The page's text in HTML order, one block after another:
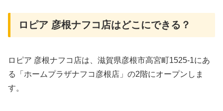
ロピア 彦根ナフコ店はどこにできる？
ロピア 彦根ナフコ店は、滋賀県彦根市高宮町1525-1にあ
る「ホームプラザナフコ彦根店」の2階にオープンしま
す。